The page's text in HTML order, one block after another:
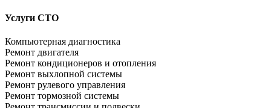
Услуги СТО
Компьютерная диагностика
Ремонт двигателя
Ремонт кондиционеров и отопления
Ремонт выхлопной системы
Ремонт рулевого управления
Ремонт тормозной системы